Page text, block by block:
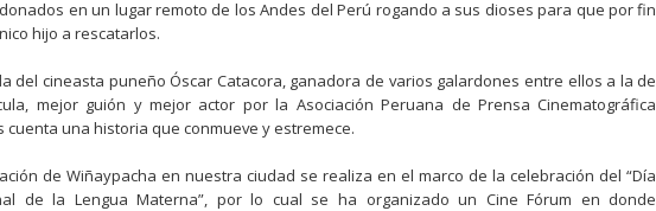
en un lugar remoto de los Andes del Perú rogando a sus dioses para que por fin
hijo a rescatarlos.
del cineasta puneño Óscar Catacora, ganadora de varios galardones entre ellos a la de
mejor guión y mejor actor por la Asociación Peruana de Prensa Cinematográfica
cuenta una historia que conmueve y estremece.
de Wiñaypacha en nuestra ciudad se realiza en el marco de la celebración del “Día
de la Lengua Materna”, por lo cual se ha organizado un Cine Fórum en donde